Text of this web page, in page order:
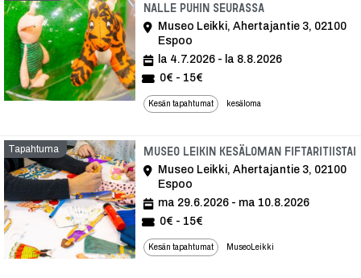
Nalle Puhin seurassa
Museo Leikki, Ahertajantie 3, 02100
Espoo
la 4.7.2026 - la 8.8.2026
0€ - 15€
Kesän tapahtumat kesäloma
Tapahtuma Museo Leikin kesäloman Fiftaritiistai
Museo Leikki, Ahertajantie 3, 02100
Espoo
ma 29.6.2026 - ma 10.8.2026
0€ - 15€
Kesän tapahtumat MuseoLeikki